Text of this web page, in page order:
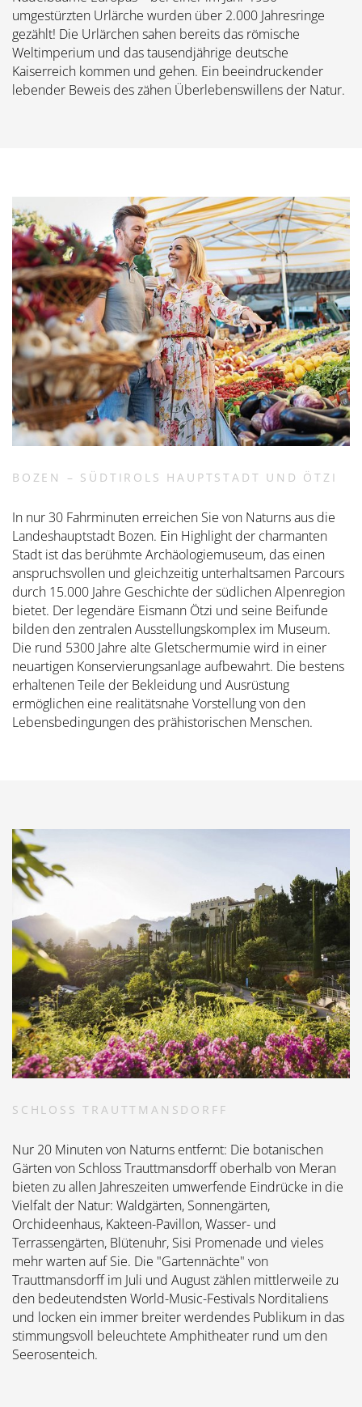
umgestürzten Urlärche wurden über 2.000 Jahresringe
gezählt! Die Urlärchen sahen bereits das römische
Weltimperium und das tausendjährige deutsche
Kaiserreich kommen und gehen. Ein beeindruckender
lebender Beweis des zähen Überlebenswillens der Natur.
BOZEN – SÜDTIROLS HAUPTSTADT UND ÖTZI
In nur 30 Fahrminuten erreichen Sie von Naturns aus die
Landeshauptstadt Bozen. Ein Highlight der charmanten
Stadt ist das berühmte Archäologiemuseum, das einen
anspruchsvollen und gleichzeitig unterhaltsamen Parcours
durch 15.000 Jahre Geschichte der südlichen Alpenregion
bietet. Der legendäre Eismann Ötzi und seine Beifunde
bilden den zentralen Ausstellungskomplex im Museum.
Die rund 5300 Jahre alte Gletschermumie wird in einer
neuartigen Konservierungsanlage aufbewahrt. Die bestens
erhaltenen Teile der Bekleidung und Ausrüstung
ermöglichen eine realitätsnahe Vorstellung von den
Lebensbedingungen des prähistorischen Menschen.
SCHLOSS TRAUTTMANSDORFF
Nur 20 Minuten von Naturns entfernt: Die botanischen
Gärten von Schloss Trauttmansdorff oberhalb von Meran
bieten zu allen Jahreszeiten umwerfende Eindrücke in die
Vielfalt der Natur: Waldgärten, Sonnengärten,
Orchideenhaus, Kakteen-Pavillon, Wasser- und
Terrassengärten, Blütenuhr, Sisi Promenade und vieles
mehr warten auf Sie. Die "Gartennächte" von
Trauttmansdorff im Juli und August zählen mittlerweile zu
den bedeutendsten World-Music-Festivals Norditaliens
und locken ein immer breiter werdendes Publikum in das
stimmungsvoll beleuchtete Amphitheater rund um den
Seerosenteich.